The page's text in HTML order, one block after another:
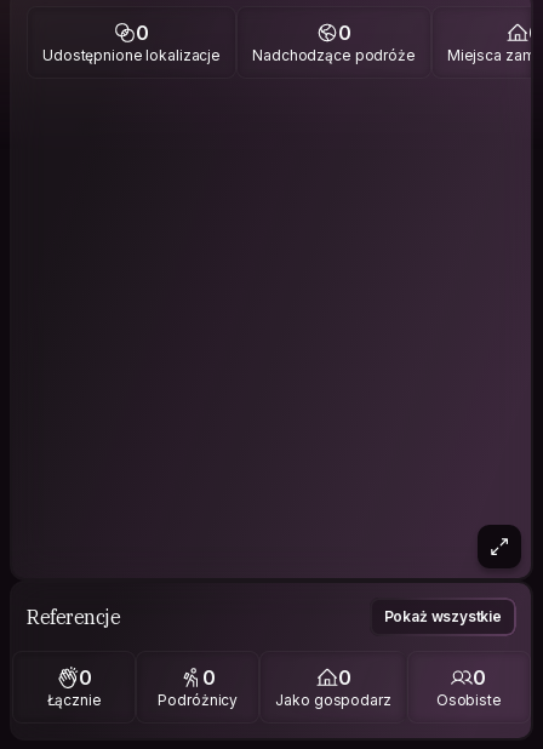
0
Udostępnione lokalizacje
0
Nadchodzące podróże
0
Miejsca
Referencje Pokaż wszystkie
0
Łącznie
0
Podróżnicy
0
Jako gospodarz
0
Osobiste